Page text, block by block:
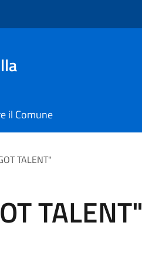
il Comune
TALENT"
TALENT"